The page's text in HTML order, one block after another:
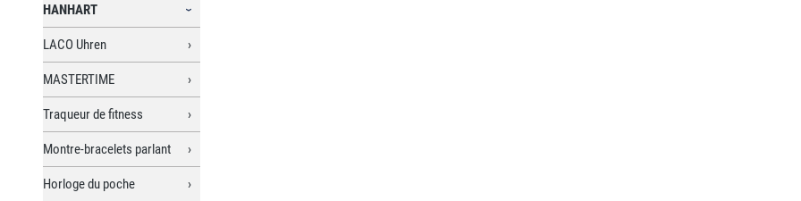
HANHART
LACO Uhren
MASTERTIME
Traqueur de fitness
Montre-bracelets parlant
Horloge du poche